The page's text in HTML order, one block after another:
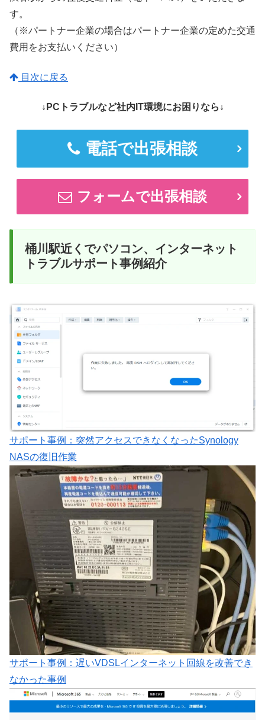
す。
（※パートナー企業の場合はパートナー企業の定めた交通
費用をお支払いください）
目次に戻る
↓PCトラブルなど社内IT環境にお困りなら↓
電話で出張相談
フォームで出張相談
桶川駅近くでパソコン、インターネット
トラブルサポート事例紹介
サポート事例：突然アクセスできなくなったSynology
NASの復旧作業
サポート事例：遅いVDSLインターネット回線を改善でき
なかった事例